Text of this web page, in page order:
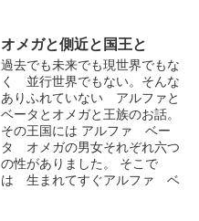
うございます！！ 2019.0829
しおり230ありがとうございま
す！！ 2019.0829
オメガと側近と国王と
過去でも未来でも現世界でもな
く 並行世界でもない。そんな
ありふれていない アルファと
ベータとオメガと王族のお話。
その王国には アルファ ベー
タ オメガの男女それぞれ六つ
の性がありました。 そこで
は 生まれてすぐアルファ ベ